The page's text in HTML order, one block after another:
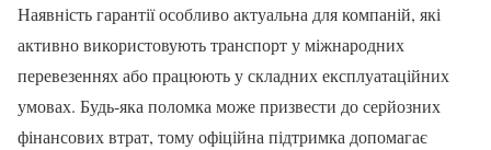
Наявність гарантії особливо актуальна для компаній, які
активно використовують транспорт у міжнародних
перевезеннях або працюють у складних експлуатаційних
умовах. Будь-яка поломка може призвести до серйозних
фінансових втрат, тому офіційна підтримка допомагає